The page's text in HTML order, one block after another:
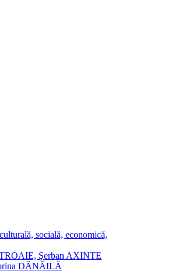
socială, economică,
Şerban AXINTE
DĂNĂILĂ